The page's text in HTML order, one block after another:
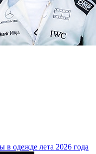
в одежде лета 2026 года